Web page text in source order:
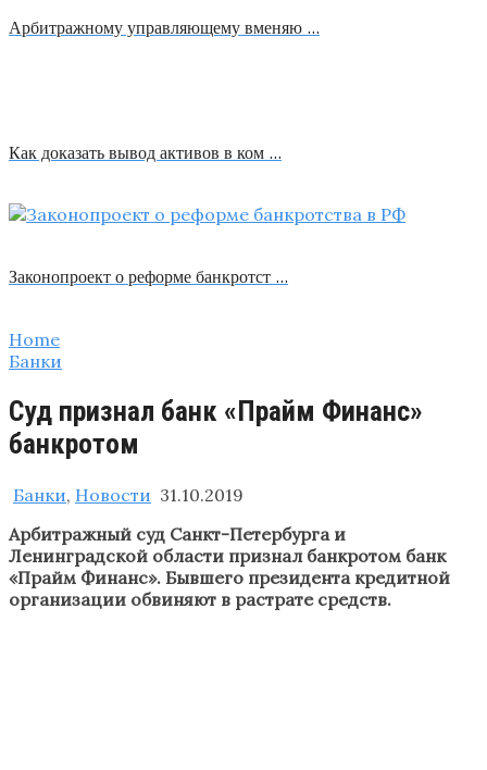
Арбитражному управляющему вменяю …
Как доказать вывод активов в ком …
Законопроект о реформе банкротст …
Home
Банки
Суд признал банк «Прайм Финанс»
банкротом
Банки, Новости 31.10.2019
Арбитражный суд Санкт-Петербурга и
Ленинградской области признал банкротом банк
«Прайм Финанс». Бывшего президента кредитной
организации обвиняют в растрате средств.